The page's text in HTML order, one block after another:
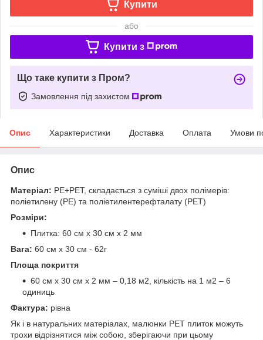
Купити
або
Купити з
Що таке купити з Пром?
Замовлення під захистом
Опис Характеристики Доставка Оплата Умови
Опис
Матеріал: PE+PET, складається з суміші двох полімерів:
поліетилену (PE) та поліетилентерефталату (PET)
Розміри:
Плитка: 60 см х 30 см х 2 мм
Вага: 60 см х 30 см - 62г
Площа покриття
60 см х 30 см х 2 мм – 0,18 м2, кількість на 1 м2 – 6
одиниць
Фактура: рівна
Як і в натуральних матеріалах, малюнки РЕТ плиток можуть
трохи відрізнятися між собою, зберігаючи при цьому